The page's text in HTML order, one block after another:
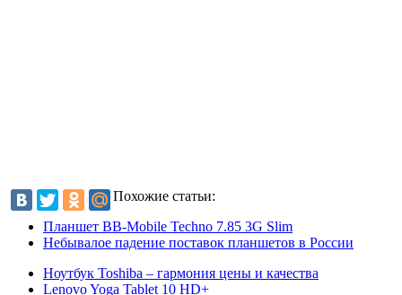
Похожие статьи:
Планшет BB-Mobile Techno 7.85 3G Slim
Небывалое падение поставок планшетов в России
Ноутбук Toshiba – гармония цены и качества
Lenovo Yoga Tablet 10 HD+